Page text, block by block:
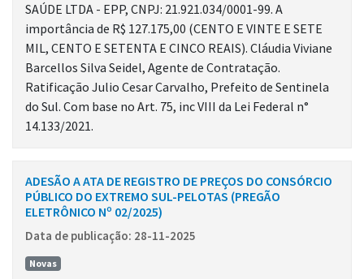
SAÚDE LTDA - EPP, CNPJ: 21.921.034/0001-99. A
importância de R$ 127.175,00 (CENTO E VINTE E SETE
MIL, CENTO E SETENTA E CINCO REAIS). Cláudia Viviane
Barcellos Silva Seidel, Agente de Contratação.
Ratificação Julio Cesar Carvalho, Prefeito de Sentinela
do Sul. Com base no Art. 75, inc VIII da Lei Federal n°
14.133/2021.
ADESÃO A ATA DE REGISTRO DE PREÇOS DO CONSÓRCIO
PÚBLICO DO EXTREMO SUL-PELOTAS (PREGÃO
ELETRÔNICO Nº 02/2025)
Data de publicação: 28-11-2025
Novas